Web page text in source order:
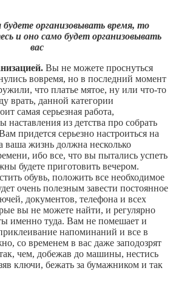
организовывать время, то
и оно само будет организовывать
вас
Вы не можете проснуться
вовремя, но в последний момент
что платье мятое, ну или что-то
врать, данной категории
самая серьезная работа,
из детства про собрать
придется серьезно настроиться на
ваша жизнь должна несколько
ибо все, что вы пытались успеть
будете приготовить вечером.
обувь, положить все необходимое
очень полезным завести постоянное
документов, телефона и всех
вы не можете найти, и регулярно
именно туда. Вам не помешает и
напоминаний и все в
со временем в вас даже заподозрят
чем, добежав до машины, нестись
ключи, бежать за бумажником и так